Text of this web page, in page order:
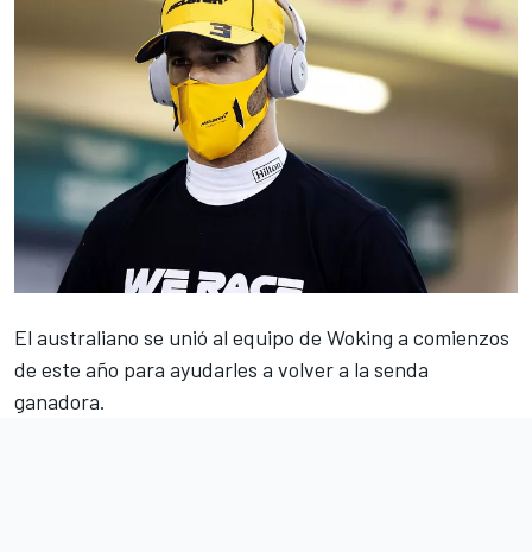
El australiano se unió al equipo de Woking a comienzos
de este año para ayudarles a volver a la senda
ganadora.